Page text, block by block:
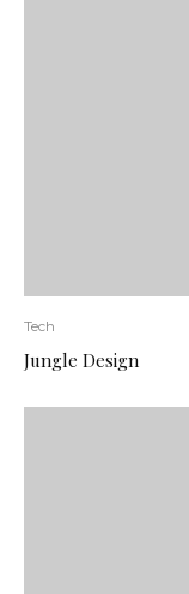
Tech
Jungle Design